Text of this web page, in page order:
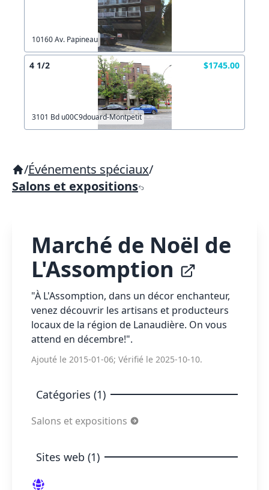
10160 Av. Papineau
4 1/2 $1745.00
3101 Bd u00C9douard-Montpetit
/Événements spéciaux/
Salons et expositions
Marché de Noël de
L'Assomption
"À L'Assomption, dans un décor enchanteur,
venez découvrir les artisans et producteurs
locaux de la région de Lanaudière. On vous
attend en décembre!".
Ajouté le 2015-01-06; Vérifié le 2025-10-10.
Catégories (1)
Salons et expositions
Sites web (1)